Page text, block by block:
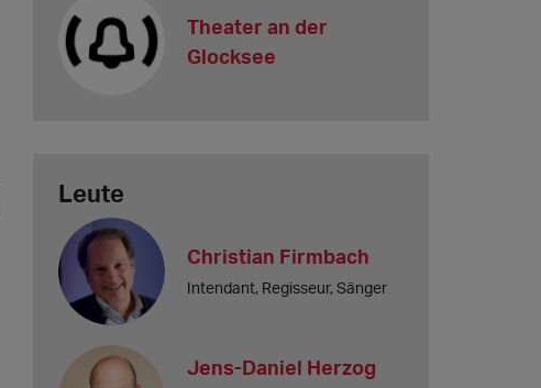
Theater an der
Glocksee
Leute
Christian Firmbach
Intendant, Regisseur, Sänger
Jens-Daniel Herzog